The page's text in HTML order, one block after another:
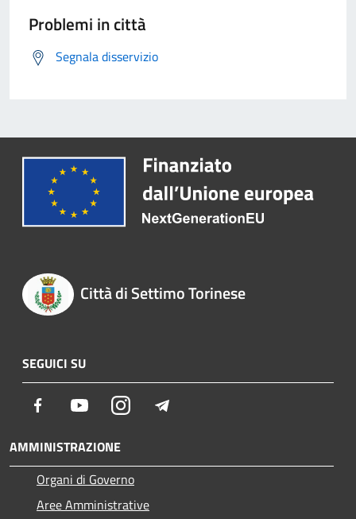
Problemi in città
Segnala disservizio
Città di Settimo Torinese
SEGUICI SU
Facebook YoutubeInstagram
AMMINISTRAZIONE
Organi di Governo
Aree Amministrative